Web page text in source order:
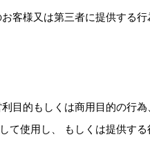
客様又は第三者に提供する行
的もしくは商用目的の行為
使用し、 もしくは提供する